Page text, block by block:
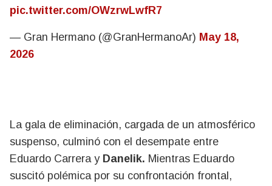
pic.twitter.com/OWzrwLwfR7
— Gran Hermano (@GranHermanoAr) May 18,
2026
La gala de eliminación, cargada de un atmosférico
suspenso, culminó con el desempate entre
Eduardo Carrera y Danelik. Mientras Eduardo
suscitó polémica por su confrontación frontal,